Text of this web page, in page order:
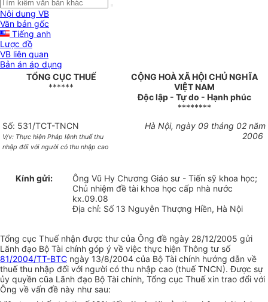
Nội dung VB
Văn bản gốc
Tiếng anh
Lược đồ
VB liên quan
Bản án áp dụng
TỔNG CỤC THUẾ
******
CỘNG HOÀ XÃ HỘI CHỦ NGHĨA
VIỆT NAM
Độc lập - Tự do - Hạnh phúc
********
Số: 531/TCT-TNCN
V/v: Thực hiện Pháp lệnh thuế thu
nhập đối với người có thu nhập cao
Hà Nội, ngày 09 tháng 02 năm
2006
Kính gửi:
Ông Vũ Hy Chương Giáo sư - Tiến sỹ khoa học;
Chủ nhiệm đề tài khoa học cấp nhà nước
kx.09.08
Địa chỉ: Số 13 Nguyễn Thượng Hiền, Hà Nội
Tổng cục Thuế nhận được thư của Ông đề ngày 28/12/2005 gửi
Lãnh đạo Bộ Tài chính góp ý về việc thực hiện Thông tư số
81/2004/TT-BTC ngày 13/8/2004 của Bộ Tài chính hướng dẫn về
thuế thu nhập đối với người có thu nhập cao (thuế TNCN). Được sự
ủy quyền cũa Lãnh đạo Bộ Tài chính, Tổng cục Thuế xin trao đổi với
Ông về vấn đề này như sau: